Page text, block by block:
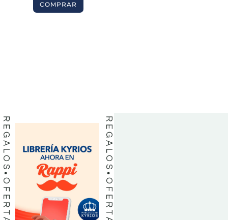
COMPRAR
REGALOS
OFERTAS
REGALOS
OFERTAS